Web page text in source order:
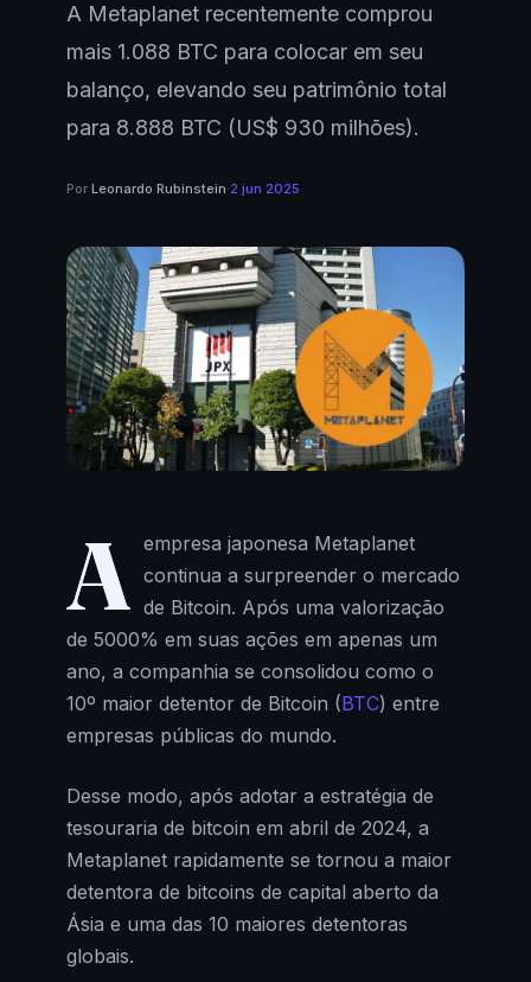
A Metaplanet recentemente comprou
mais 1.088 BTC para colocar em seu
balanço, elevando seu patrimônio total
para 8.888 BTC (US$ 930 milhões).
Por Leonardo Rubinstein·2 jun 2025
A empresa japonesa Metaplanet
continua a surpreender o mercado
de Bitcoin. Após uma valorização
de 5000% em suas ações em apenas um
ano, a companhia se consolidou como o
10º maior detentor de Bitcoin (BTC) entre
empresas públicas do mundo.
Desse modo, após adotar a estratégia de
tesouraria de bitcoin em abril de 2024, a
Metaplanet rapidamente se tornou a maior
detentora de bitcoins de capital aberto da
Ásia e uma das 10 maiores detentoras
globais.